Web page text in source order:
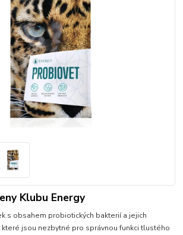
Klubu Energy
s obsahem probiotických bakterií a jejich
jsou nezbytné pro správnou funkci tlustého